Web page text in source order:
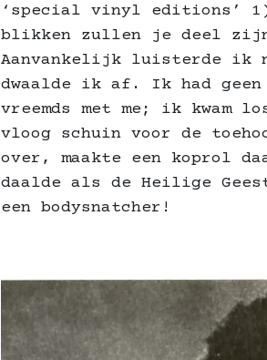
‘special vinyl editions’
blikken zullen je deel
Aanvankelijk luisterde ik
dwaalde ik af. Ik had
vreemds met me; ik kwam
vloog schuin voor de
over, maakte een koprol
daalde als de Heilige
een bodysnatcher!